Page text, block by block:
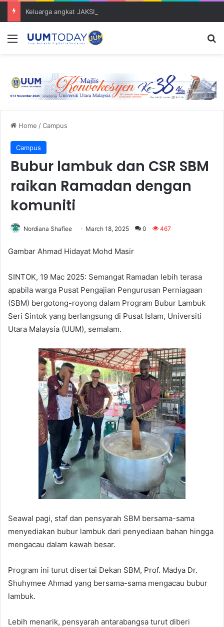
Menu
Home /Campus
Campus
Bubur lambuk dan CSR SBM
raikan Ramadan dengan
komuniti
Nordiana Shafiee March 18, 2025 0 467
Gambar Ahmad Hidayat Mohd Masir
SINTOK, 19 Mac 2025: Semangat Ramadan lebih terasa
apabila warga Pusat Pengajian Pengurusan Perniagaan
(SBM) bergotong-royong dalam Program Bubur Lambuk
Seri Sintok yang berlangsung di Pusat Islam, Universiti
Utara Malaysia (UUM), semalam.
Seawal pagi, staf dan pensyarah SBM bersama-sama
menyediakan bubur lambuk dari penyediaan bahan hingga
mengacau dalam kawah besar.
Program ini turut disertai Dekan SBM, Prof. Madya Dr.
Shuhymee Ahmad yang bersama-sama mengacau bubur
lambuk.
Lebih menarik, pensyarah antarabangsa turut diberi